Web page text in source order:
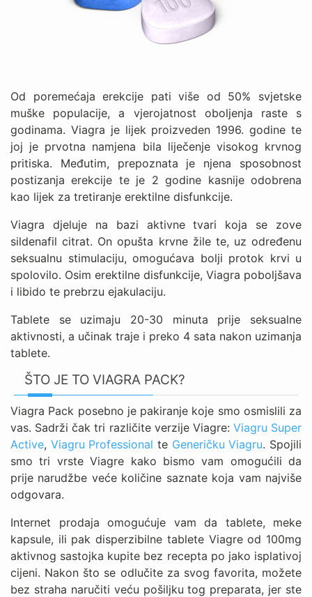
Od poremećaja erekcije pati više od 50% svjetske
muške populacije, a vjerojatnost oboljenja raste s
godinama. Viagra je lijek proizveden 1996. godine te
joj je prvotna namjena bila liječenje visokog krvnog
pritiska. Međutim, prepoznata je njena sposobnost
postizanja erekcije te je 2 godine kasnije odobrena
kao lijek za tretiranje erektilne disfunkcije.
Viagra djeluje na bazi aktivne tvari koja se zove
sildenafil citrat. On opušta krvne žile te, uz određenu
seksualnu stimulaciju, omogućava bolji protok krvi u
spolovilo. Osim erektilne disfunkcije, Viagra poboljšava
i libido te prebrzu ejakulaciju.
Tablete se uzimaju 20-30 minuta prije seksualne
aktivnosti, a učinak traje i preko 4 sata nakon uzimanja
tablete.
ŠTO JE TO VIAGRA PACK?
Viagra Pack posebno je pakiranje koje smo osmislili za
vas. Sadrži čak tri različite verzije Viagre: Viagru Super
Active, Viagru Professional te Generičku Viagru. Spojili
smo tri vrste Viagre kako bismo vam omogućili da
prije narudžbe veće količine saznate koja vam najviše
odgovara.
Internet prodaja omogućuje vam da tablete, meke
kapsule, ili pak disperzibilne tablete Viagre od 100mg
aktivnog sastojka kupite bez recepta po jako isplativoj
cijeni. Nakon što se odlučite za svog favorita, možete
bez straha naručiti veću pošiljku tog preparata, jer ste